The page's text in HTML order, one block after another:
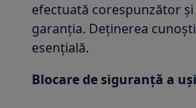
efectuată corespunzător
garanția. Deținerea
esențială.
Blocare de siguranță a